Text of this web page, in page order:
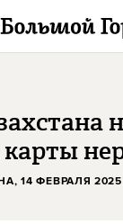
, 14 ФЕВРАЛЯ 2025